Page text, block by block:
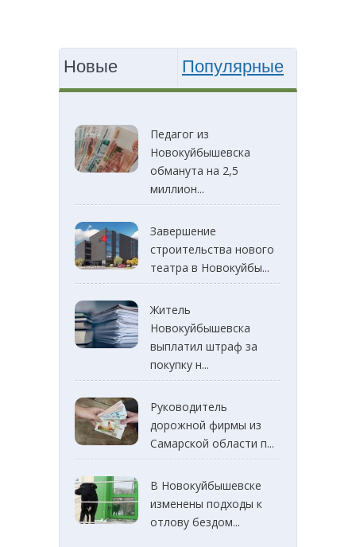
Новые Популярные
Педагог из
Новокуйбышевска
обманута на 2,5
миллион...
Завершение
строительства нового
театра в Новокуйбы...
Житель
Новокуйбышевска
выплатил штраф за
покупку н...
Руководитель
дорожной фирмы из
Самарской области п...
В Новокуйбышевске
изменены подходы к
отлову бездом...